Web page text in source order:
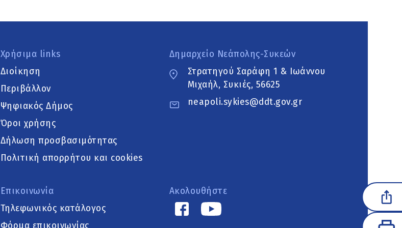
Χρήσιμα links
Διοίκηση
Περιβάλλον
Ψηφιακός Δήμος
Όροι χρήσης
Δήλωση προσβασιμότητας
Πολιτική απορρήτου και cookies
Επικοινωνία
Τηλεφωνικός κατάλογος
Δημαρχείο Νεάπολης-Συκεών
Στρατηγού Σαράφη 1 & Ιωάννου
Μιχαήλ, Συκιές, 56625
neapoli.sykies@ddt.gov.gr
Ακολουθήστε